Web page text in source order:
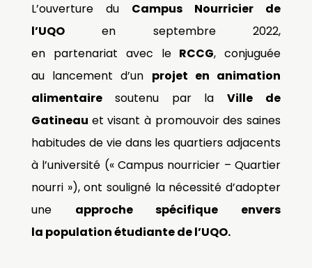
L’ouverture du
Campus Nourricier de
l’UQO
en septembre 2022,
en partenariat avec le RCCG, conjuguée
au lancement d’un projet en animation
alimentaire
soutenu par la
Ville de
Gatineau et visant à promouvoir des saines
habitudes de vie dans les quartiers adjacents
à l’université (« Campus nourricier – Quartier
nourri »), ont souligné la nécessité d’adopter
une
approche spécifique envers
la populationétudiante de l’UQO.